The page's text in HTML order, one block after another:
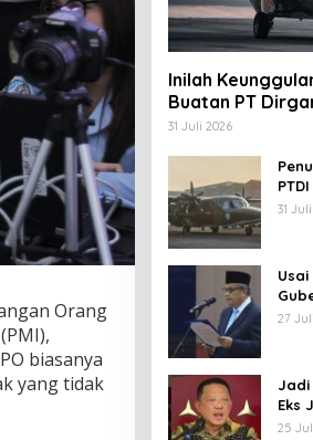
Orang
biasanya
yang tidak
Inilah
Buatan PT
Dukung
31 Juli 2026
31
27
Jadi
Eks
25